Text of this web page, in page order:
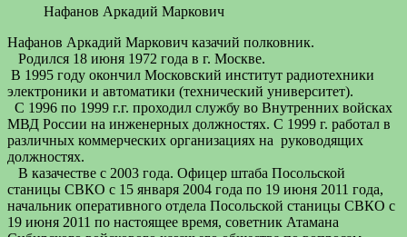
Нафанов Аркадий Маркович
Нафанов Аркадий Маркович казачий полковник.
Родился 18 июня 1972 года в г. Москве.
В 1995 году окончил Московский институт радиотехники
электроники и автоматики (технический университет).
С 1996 по 1999 г.г. проходил службу во Внутренних войсках
МВД России на инженерных должностях. С 1999 г. работал в
различных коммерческих организациях на руководящих
должностях.
В казачестве с 2003 года. Офицер штаба Посольской
станицы СВКО с 15 января 2004 года по 19 июня 2011 года,
начальник оперативного отдела Посольской станицы СВКО с
19 июня 2011 по настоящее время, советник Атамана